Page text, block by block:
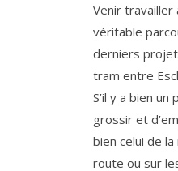
Venir travailler
véritable
derniers
tram entre
S’il y a bien
grossir et
bien celui de
route ou sur